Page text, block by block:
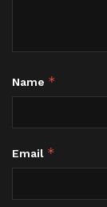
Name *
Email *